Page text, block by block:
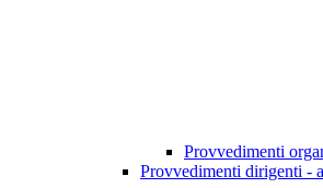
Provvedimenti
Provvedimenti dirigenti -